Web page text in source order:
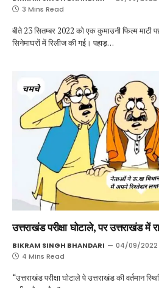
3 Mins Read
बीते 23 सितम्बर 2022 को एक कुमाउनी फिल्म
सिनेमाघरों में रिलीज की गई। पहाड़…
उत्तराखंड परीक्षा घोटाले, पर उत्तराखंड
BIKRAM SINGH BHANDARI 04/09/2022
4 Mins Read
“उत्तराखंड परीक्षा घोटाले पे उत्तराखंड की वर्तमान